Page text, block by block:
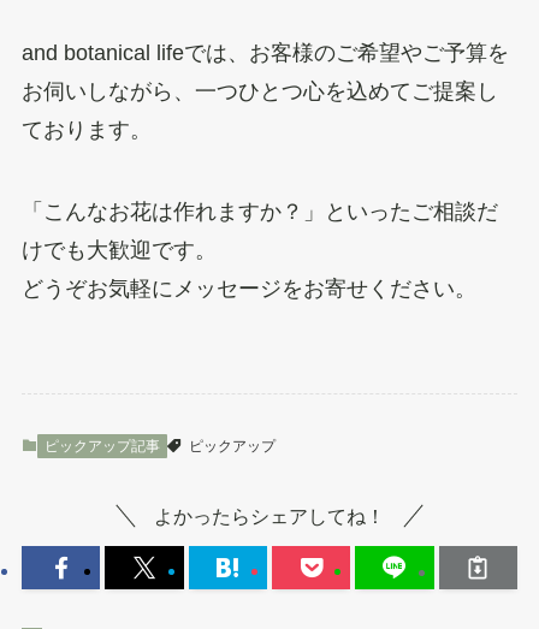
and botanical lifeでは、お客様のご希望やご予算を
お伺いしながら、一つひとつ心を込めてご提案し
ております。
「こんなお花は作れますか？」といったご相談だ
けでも大歓迎です。
どうぞお気軽にメッセージをお寄せください。
ピックアップ記事 ピックアップ
よかったらシェアしてね！